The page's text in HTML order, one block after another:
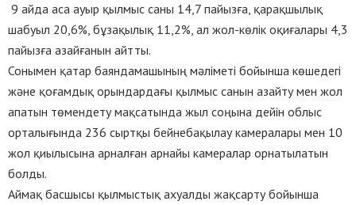
9 айда аса ауыр қылмыс саны 14,7 пайызға, қарақшылық
шабуыл 20,6%, бұзақылық 11,2%, ал жол-көлік оқиғалары 4,3
пайызға азайғанын айтты.
Сонымен қатар баяндамашының мәліметі бойынша көшедегі
және қоғамдық орындардағы қылмыс санын азайту мен жол
апатын төмендету мақсатында жыл соңына дейін облыс
орталығында 236 сыртқы бейнебақылау камералары мен 10
жол қиылысына арналған арнайы камералар орнатылатын
болды.
Аймақ басшысы қылмыстық ахуалды жақсарту бойынша